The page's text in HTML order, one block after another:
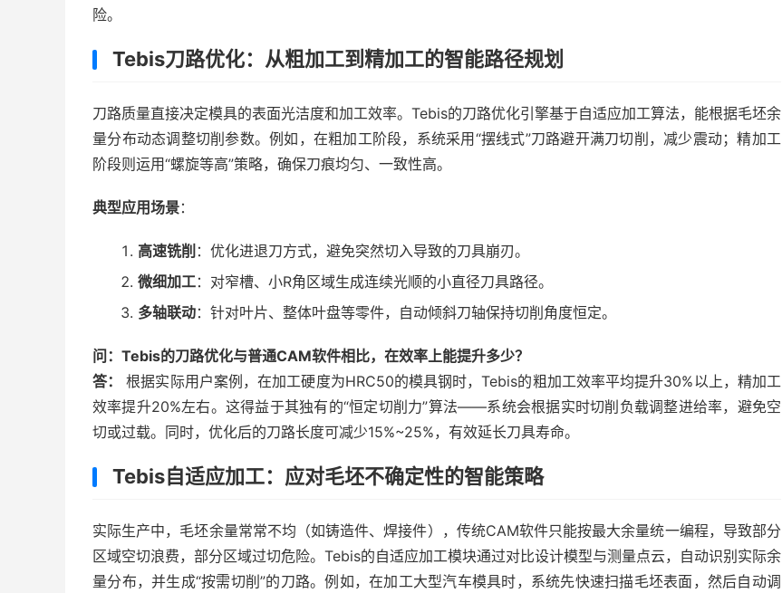
险。
Tebis刀路优化：从粗加工到精加工的智能路径规划
刀路质量直接决定模具的表面光洁度和加工效率。Tebis的刀路优化引擎基于自适应加工算法，能根据毛坯余
量分布动态调整切削参数。例如，在粗加工阶段，系统采用“摆线式”刀路避开满刀切削，减少震动；精加工
阶段则运用“螺旋等高”策略，确保刀痕均匀、一致性高。
典型应用场景：
高速铣削 ：优化进退刀方式，避免突然切入导致的刀具崩刃。
微细加工：对窄槽、小R角区域生成连续光顺的小直径刀具路径。
多轴联动：针对叶片、整体叶盘等零件，自动倾斜刀轴保持切削角度恒定。
问：Tebis的刀路优化与普通CAM软件相比，在效率上能提升多少？
答：
根据实际用户案例，在加工硬度为HRC50的模具钢时，Tebis的粗加工效率平均提升30%以上，精加工
效率提升20%左右。这得益于其独有的“恒定切削力”算法——系统会根据实时切削负载调整进给率，避免空
切或过载。同时，优化后的刀路长度可减少15%~25%，有效延长刀具寿命。
Tebis自适应加工：应对毛坯不确定性的智能策略
实际生产中，毛坯余量常常不均（如铸造件、焊接件），传统CAM软件只能按最大余量统一编程，导致部分
区域空切浪费，部分区域过切危险。Tebis的自适应加工模块通过对比设计模型与测量点云，自动识别实际余
量分布，并生成“按需切削”的刀路。例如，在加工大型汽车模具时，系统先快速扫描毛坯表面，然后自动调